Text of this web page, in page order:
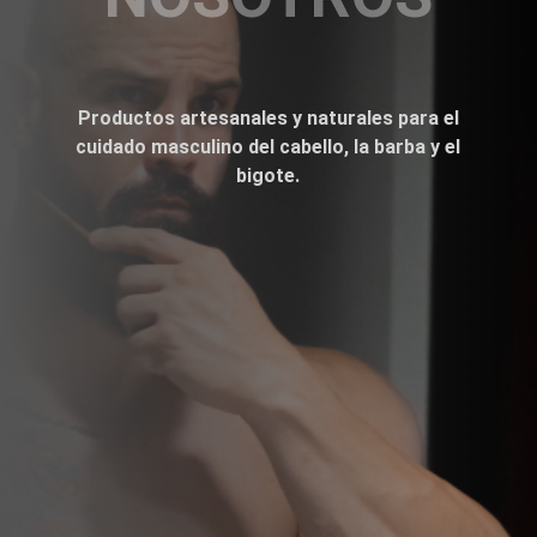
Productos artesanales y naturales para el
cuidado masculino del cabello, la barba y el
bigote.